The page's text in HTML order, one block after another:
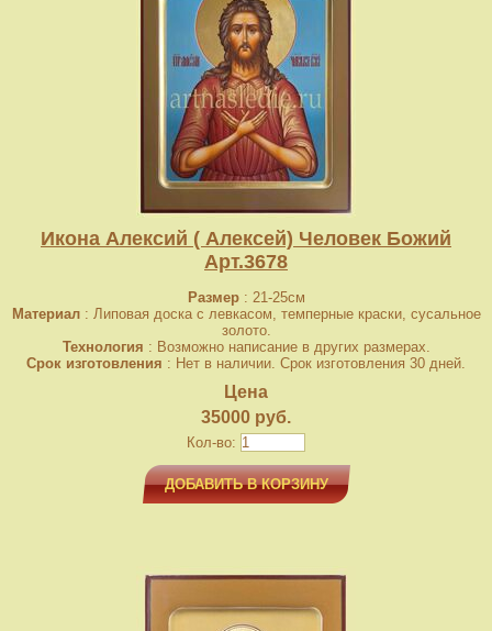
Икона Алексий ( Алексей) Человек Божий
Арт.3678
Размер: 21-25см
Материал: Липовая доска с левкасом, темперные краски, сусальное
золото.
Технология : Возможно написание в других размерах.
Срок изготовления : Нет в наличии. Срок изготовления 30 дней.
Цена
35000 руб.
Кол-во:
ДОБАВИТЬ В КОРЗИНУ